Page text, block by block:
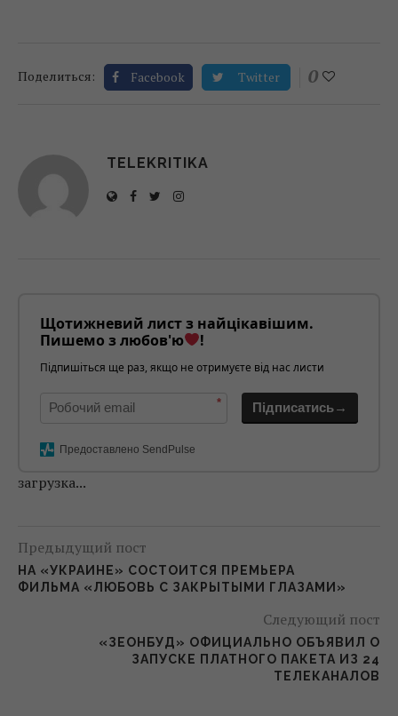
Поделиться: Facebook Twitter 0
TELEKRITIKA
Щотижневий лист з найцікавішим.
Пишемо з любов'ю
!
Підпишіться ще раз, якщо не отримуєте від нас листи
* Підписатись→
Предоставлено SendPulse
загрузка...
Предыдущий пост
НА «УКРАИНЕ» СОСТОИТСЯ ПРЕМЬЕРА
ФИЛЬМА «ЛЮБОВЬ С ЗАКРЫТЫМИ ГЛАЗАМИ»
Следующий пост
«ЗЕОНБУД» ОФИЦИАЛЬНО ОБЪЯВИЛ О
ЗАПУСКЕ ПЛАТНОГО ПАКЕТА ИЗ 24
ТЕЛЕКАНАЛОВ